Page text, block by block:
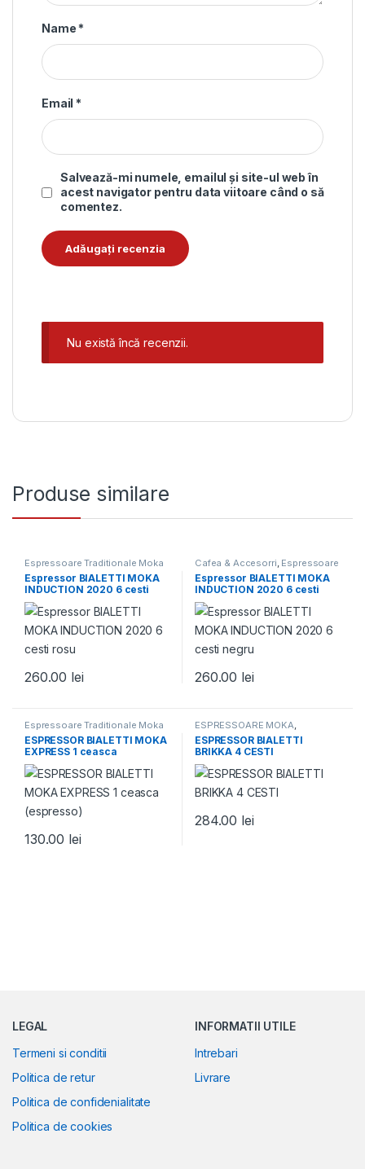
Name *
Email *
Salvează-mi numele, emailul și site-ul web în
acest navigator pentru data viitoare când o să
comentez.
Nu există încă recenzii.
Produse similare
Espressoare Traditionale Moka
Espressor BIALETTI MOKA
INDUCTION 2020 6 cesti
rosu
260.00 lei
Cafea & Accesorri, Espressoare
Traditionale Moka,Espressoare
Traditionale Moka
Espressor BIALETTI MOKA
INDUCTION 2020 6 cesti
negru
260.00 lei
Espressoare Traditionale Moka
ESPRESSOR BIALETTI MOKA
EXPRESS 1 ceasca
(espresso)
130.00 lei
ESPRESSOARE MOKA,
Espressoare Traditionale Moka
Espressoare Traditionale Moka
ESPRESSOR BIALETTI
BRIKKA 4 CESTI
284.00 lei
LEGAL
Termeni si conditii
Politica de retur
Politica de confidenialitate
Politica de cookies
INFORMATII UTILE
Intrebari
Livrare